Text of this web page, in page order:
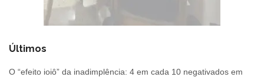
Últimos
O “efeito ioiô” da inadimplência: 4 em cada 10 negativados em